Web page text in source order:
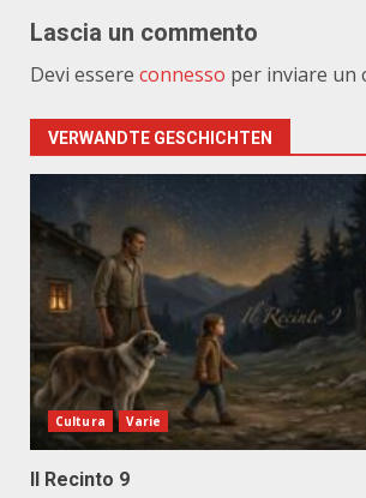
Lascia un commento
Devi essere connesso per inviare un
VERWANDTE GESCHICHTEN
Cultura Varie
Il Recinto 9